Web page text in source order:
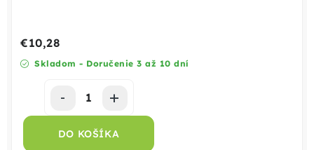
Skladom - Doručenie 3 až 10 dní
€10,28
DO KOŠÍKA